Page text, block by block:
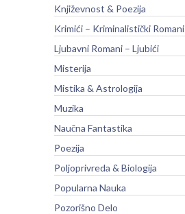
Književnost & Poezija
Krimići – Kriminalistički Romani
Ljubavni Romani – Ljubići
Misterija
Mistika & Astrologija
Muzika
Naučna Fantastika
Poezija
Poljoprivreda & Biologija
Popularna Nauka
Pozorišno Delo